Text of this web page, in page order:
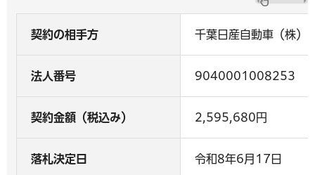
契約の相手方 千葉日産自動車（株）
法人番号 9040001008253
契約金額（税込み） 2,595,680円
落札決定日 令和8年6月17日